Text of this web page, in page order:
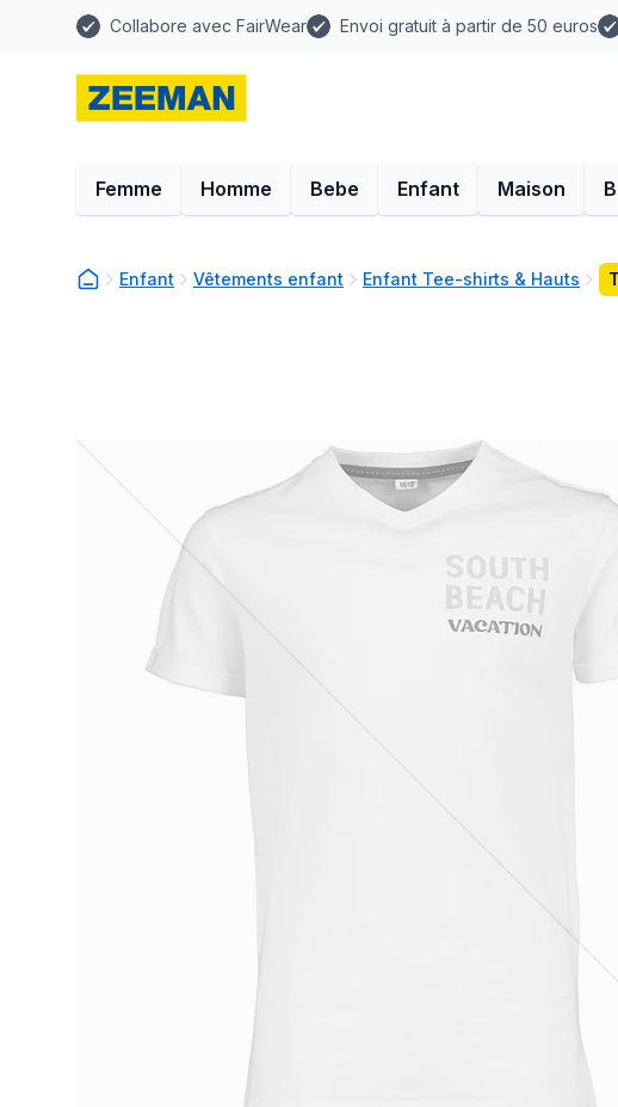
Collabore avec FairWear Envoi gratuit à partir de 50 euros
Femme Homme Bebe Enfant Maison
Enfant Vêtements enfant Enfant Tee-shirts & Hauts